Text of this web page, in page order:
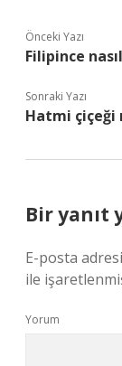
Önceki Yazı
Filipince
Sonraki Yazı
Hatmi çiçeği
Bir yanıt
E-posta
ile
Yorum